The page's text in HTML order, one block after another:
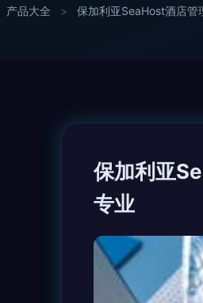
产品大全 > 保加利亚SeaHost酒店管
保加利亚
专业